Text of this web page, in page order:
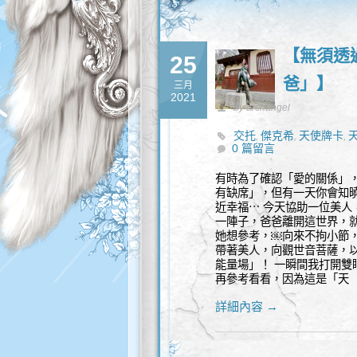
25
三月
2021
【無須
爸」】
by archangel
交托, 傑克希, 天使牌卡,
諮詢
0 篇留言
有時為了確認「愛的關係」
有缺席」，但有一天你會知
近幸福⋯ 今天協助一位美人
一陣子，爸爸離開這世界，
她想參考，￼向來不拘小節
帶著美人，向觀世音菩薩，
能量場」！ 一瞬間我打開
再參考看看，因為這是「天
詳細內容 →